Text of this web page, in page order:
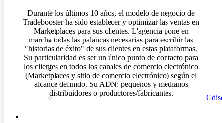
Durante los últimos 10 años, el modelo de negocio de
Tradebooster ha sido establecer y optimizar las ventas en
Marketplaces para sus clientes. L'agencia pone en
marcha todas las palancas necesarias para escribir las
"historias de éxito" de sus clientes en estas plataformas.
Su particularidad es ser un único punto de contacto para
los clientes en todos los canales de comercio electrónico
(Marketplaces y sitio de comercio electrónico) según el
alcance definido. Su ADN: pequeños y medianos
distribuidores o productores/fabricantes.